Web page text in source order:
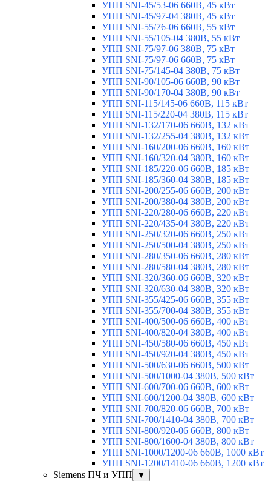
УПП SNI-45/53-06 660В, 45 кВт
УПП SNI-45/97-04 380В, 45 кВт
УПП SNI-55/76-06 660В, 55 кВт
УПП SNI-55/105-04 380В, 55 кВт
УПП SNI-75/97-06 380В, 75 кВт
УПП SNI-75/97-06 660В, 75 кВт
УПП SNI-75/145-04 380В, 75 кВт
УПП SNI-90/105-06 660В, 90 кВт
УПП SNI-90/170-04 380В, 90 кВт
УПП SNI-115/145-06 660В, 115 кВт
УПП SNI-115/220-04 380В, 115 кВт
УПП SNI-132/170-06 660В, 132 кВт
УПП SNI-132/255-04 380В, 132 кВт
УПП SNI-160/200-06 660В, 160 кВт
УПП SNI-160/320-04 380В, 160 кВт
УПП SNI-185/220-06 660В, 185 кВт
УПП SNI-185/360-04 380В, 185 кВт
УПП SNI-200/255-06 660В, 200 кВт
УПП SNI-200/380-04 380В, 200 кВт
УПП SNI-220/280-06 660В, 220 кВт
УПП SNI-220/435-04 380В, 220 кВт
УПП SNI-250/320-06 660В, 250 кВт
УПП SNI-250/500-04 380В, 250 кВт
УПП SNI-280/350-06 660В, 280 кВт
УПП SNI-280/580-04 380В, 280 кВт
УПП SNI-320/360-06 660В, 320 кВт
УПП SNI-320/630-04 380В, 320 кВт
УПП SNI-355/425-06 660В, 355 кВт
УПП SNI-355/700-04 380В, 355 кВт
УПП SNI-400/500-06 660В, 400 кВт
УПП SNI-400/820-04 380В, 400 кВт
УПП SNI-450/580-06 660В, 450 кВт
УПП SNI-450/920-04 380В, 450 кВт
УПП SNI-500/630-06 660В, 500 кВт
УПП SNI-500/1000-04 380В, 500 кВт
УПП SNI-600/700-06 660В, 600 кВт
УПП SNI-600/1200-04 380В, 600 кВт
УПП SNI-700/820-06 660В, 700 кВт
УПП SNI-700/1410-04 380В, 700 кВт
УПП SNI-800/920-06 660В, 800 кВт
УПП SNI-800/1600-04 380В, 800 кВт
УПП SNI-1000/1200-06 660В, 1000 кВт
УПП SNI-1200/1410-06 660В, 1200 кВт
Siemens ПЧ и УПП
▼